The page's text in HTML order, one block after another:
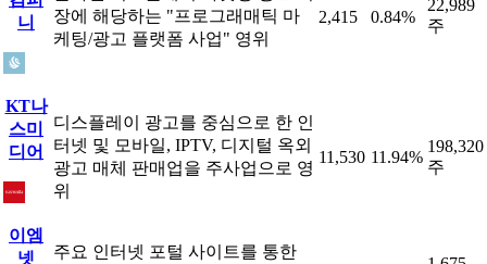
니
장에 해당하는 "프로그래매틱 마
케팅/광고 플랫폼 사업" 영위
2,415 0.84%
22,989
주
KT나
스미
디어
디스플레이 광고를 중심으로 한 인
터넷 및 모바일, IPTV, 디지털 옥외
광고 매체 판매업을 주사업으로 영
위
11,530 11.94%
198,320
주
이엠
넷
주요 인터넷 포털 사이트를 통한